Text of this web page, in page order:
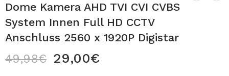
Dome Kamera AHD TVI CVI CVBS
System Innen Full HD CCTV
Anschluss 2560 x 1920P Digistar
49,98€ 29,00€